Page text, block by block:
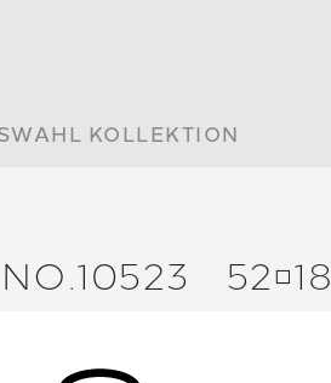
KOLLEKTION
NO.10523 5218